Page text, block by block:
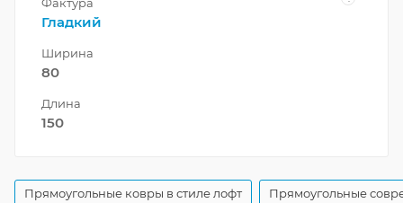
Гладкий
Ширина
80
Длина
150
Прямоугольные ковры в стиле лофт Прямоугольные